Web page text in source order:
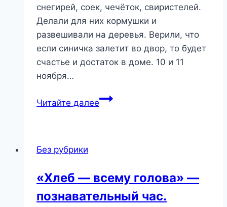
снегирей, соек, чечёток, свиристелей.
Делали для них кормушки и
развешивали на деревья. Верили, что
если синичка залетит во двор, то будет
счастье и достаток в доме. 10 и 11
ноября…
Читайте далееЭко-
Без рубрики
«Хлеб — всему голова» —
познавательный час.